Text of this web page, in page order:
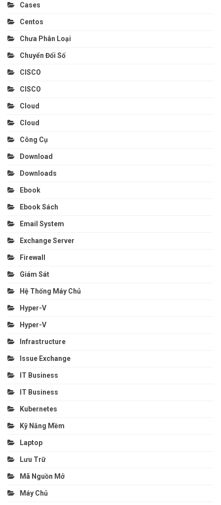
Cases
Centos
Chưa Phân Loại
Chuyển Đổi Số
CISCO
CISCO
Cloud
Cloud
Công Cụ
Download
Downloads
Ebook
Ebook Sách
Email System
Exchange Server
Firewall
Giám Sát
Hệ Thống Máy Chủ
Hyper-V
Hyper-V
Infrastructure
Issue Exchange
IT Business
IT Business
Kubernetes
Kỹ Năng Mềm
Laptop
Lưu Trữ
Mã Nguồn Mở
Máy Chủ